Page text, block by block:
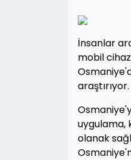
İnsanlar
mobil
uygulama,
olanak